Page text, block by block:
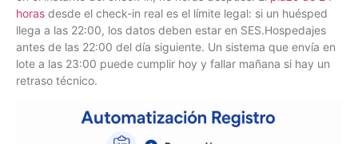
horas desde el check-in real es el límite legal: si un huésped
llega a las 22:00, los datos deben estar en SES.Hospedajes
antes de las 22:00 del día siguiente. Un sistema que envía en
lote a las 23:00 puede cumplir hoy y fallar mañana si hay un
retraso técnico.